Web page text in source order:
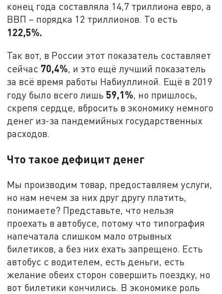
конец года составляла 14,7 триллиона евро, а
ВВП – порядка 12 триллионов. То есть
122,5%.
Так вот, в России этот показатель составляет
сейчас 70,4%, и это ещё лучший показатель
за всё время работы Набиуллиной. Ещё в 2019
году было всего лишь59,1%, но пришлось,
скрепя сердце, вбросить в экономику немного
денег из-за пандемийных государственных
расходов.
Что такое дефицит денег
Мы производим товар, предоставляем услуги,
но нам нечем за них друг другу платить,
понимаете? Представьте, что нельзя
проехать в автобусе, потому что типография
напечатала слишком мало отрывных
билетиков, а без них ехать запрещено. Есть
автобус с водителем, есть деньги, есть
желание обеих сторон совершить поездку, но
вот билетики кончились. В экономике роль